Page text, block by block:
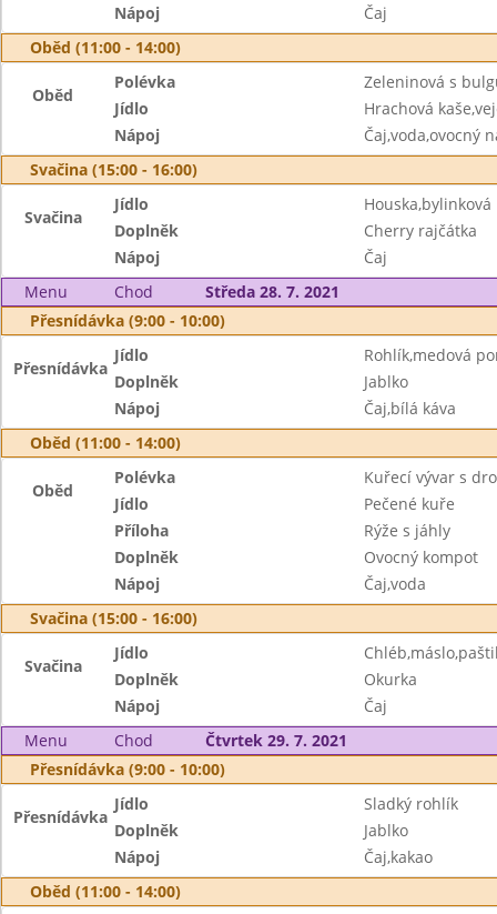
Nápoj
Čaj
Oběd (11:00 - 14:00)
Oběd
Polévka
Zeleninová s
Jídlo
Hrachová
Nápoj
Čaj,voda,ovocný
Svačina (15:00 - 16:00)
Svačina
Jídlo
Doplněk
Cherry rajčátka
Nápoj
Čaj
Menu
Chod
Středa 28. 7. 2021
Přesnídávka (9:00 - 10:00)
Přesnídávka
Jídlo
Rohlík,medová
Doplněk
Jablko
Nápoj
Čaj,bílá káva
Oběd (11:00 - 14:00)
Oběd
Polévka
Kuřecí vývar s
Jídlo
Pečené kuře
Příloha
Rýže s jáhly
Doplněk
Ovocný kompot
Nápoj
Čaj,voda
Svačina (15:00 - 16:00)
Svačina
Jídlo
Doplněk
Okurka
Nápoj
Čaj
Menu
Chod
Čtvrtek 29. 7. 2021
Přesnídávka (9:00 - 10:00)
Přesnídávka
Jídlo
Sladký rohlík
Doplněk
Jablko
Nápoj
Čaj,kakao
Oběd (11:00 - 14:00)